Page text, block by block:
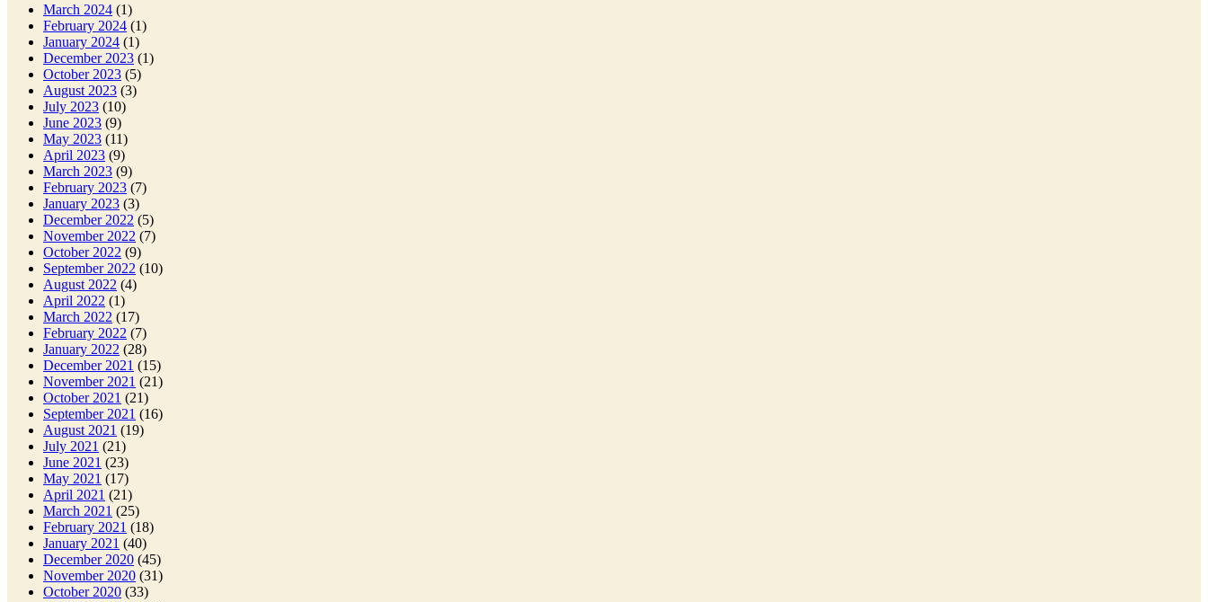
March 2024 (1)
February 2024 (1)
January 2024 (1)
December 2023 (1)
October 2023 (5)
August 2023 (3)
July 2023 (10)
June 2023 (9)
May 2023 (11)
April 2023 (9)
March 2023 (9)
February 2023 (7)
January 2023 (3)
December 2022 (5)
November 2022 (7)
October 2022 (9)
September 2022 (10)
August 2022 (4)
April 2022 (1)
March 2022 (17)
February 2022 (7)
January 2022 (28)
December 2021 (15)
November 2021 (21)
October 2021 (21)
September 2021 (16)
August 2021 (19)
July 2021 (21)
June 2021 (23)
May 2021 (17)
April 2021 (21)
March 2021 (25)
February 2021 (18)
January 2021 (40)
December 2020 (45)
November 2020 (31)
October 2020 (33)